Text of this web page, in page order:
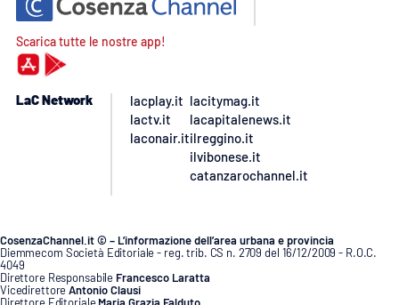
Scarica tutte le nostre app!
LaC Network
lacplay.it
lactv.it
laconair.it
lacitymag.it
lacapitalenews.it
ilreggino.it
ilvibonese.it
catanzarochannel.it
CosenzaChannel.it © – L’informazione dell’area urbana e provincia
Diemmecom Società Editoriale - reg. trib. CS n. 2709 del 16/12/2009 - R.O.C.
4049
Direttore Responsabile Francesco Laratta
VicedirettoreAntonio Clausi